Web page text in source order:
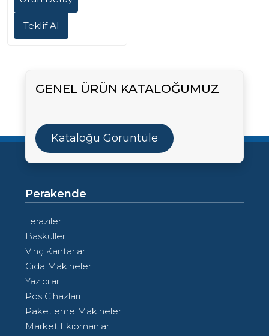
Teklif Al
GENEL ÜRÜN KATALOĞUMUZ
Kataloğu Görüntüle
Perakende
Teraziler
Basküller
Vinç Kantarları
Gıda Makineleri
Yazıcılar
Pos Cihazları
Paketleme Makineleri
Market Ekipmanları